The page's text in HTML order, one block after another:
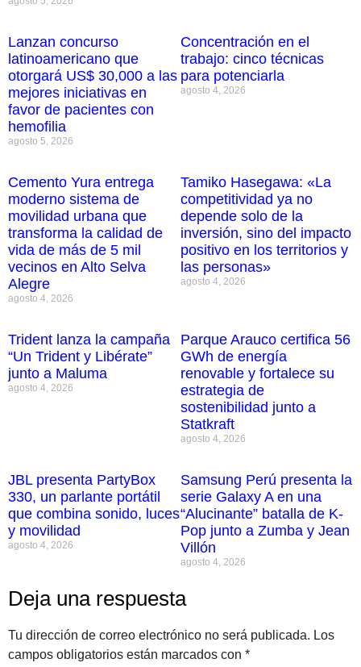
Lanzan concurso
latinoamericano que
otorgará US$ 30,000 a las
mejores iniciativas en
favor de pacientes con
hemofilia
agosto 5, 2026
Concentración en el
trabajo: cinco técnicas
para potenciarla
agosto 4, 2026
Cemento Yura entrega
moderno sistema de
movilidad urbana que
transforma la calidad de
vida de más de 5 mil
vecinos en Alto Selva
Alegre
agosto 4, 2026
Tamiko Hasegawa: «La
competitividad ya no
depende solo de la
inversión, sino del impacto
positivo en los territorios y
las personas»
agosto 4, 2026
Trident lanza la campaña
“Un Trident y Libérate”
junto a Maluma
agosto 4, 2026
Parque Arauco certifica 56
GWh de energía
renovable y fortalece su
estrategia de
sostenibilidad junto a
Statkraft
agosto 4, 2026
JBL presenta PartyBox
330, un parlante portátil
que combina sonido, luces
y movilidad
agosto 4, 2026
Samsung Perú presenta la
serie Galaxy A en una
“Alucinante” batalla de K-
Pop junto a Zumba y Jean
Villón
agosto 4, 2026
Deja una respuesta
Tu dirección de correo electrónico no será publicada. Los
campos obligatorios están marcados con *